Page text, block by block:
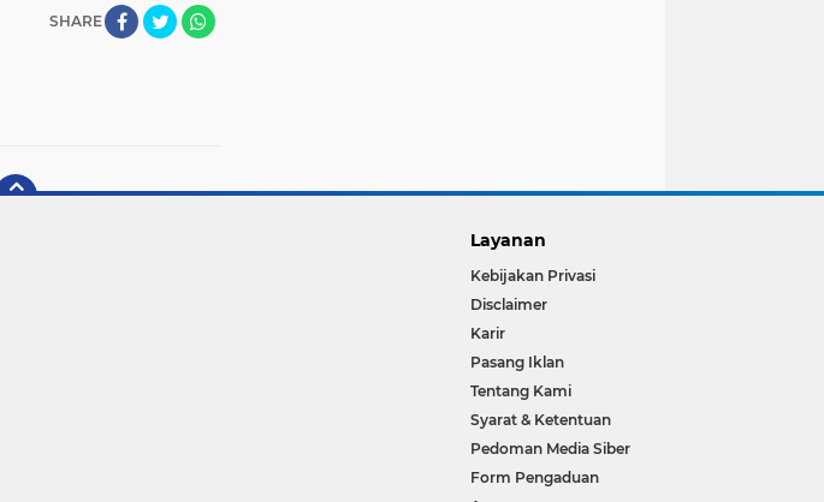
SHARE
Layanan
Kebijakan Privasi
Disclaimer
Karir
Pasang Iklan
Tentang Kami
Syarat & Ketentuan
Pedoman Media Siber
Form Pengaduan